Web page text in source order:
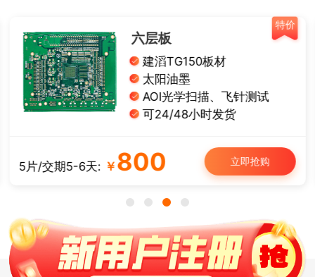
特价
单面铝基板
导热系数1W
有铅喷锡、白油黑字
板厚： 1.0/1.2/1.6 mm
可12/24小时发货
5片/交期3-4天:￥50 立即抢购